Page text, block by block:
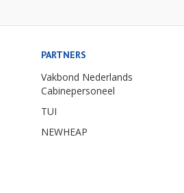
PARTNERS
Vakbond Nederlands
Cabinepersoneel
TUI
NEWHEAP